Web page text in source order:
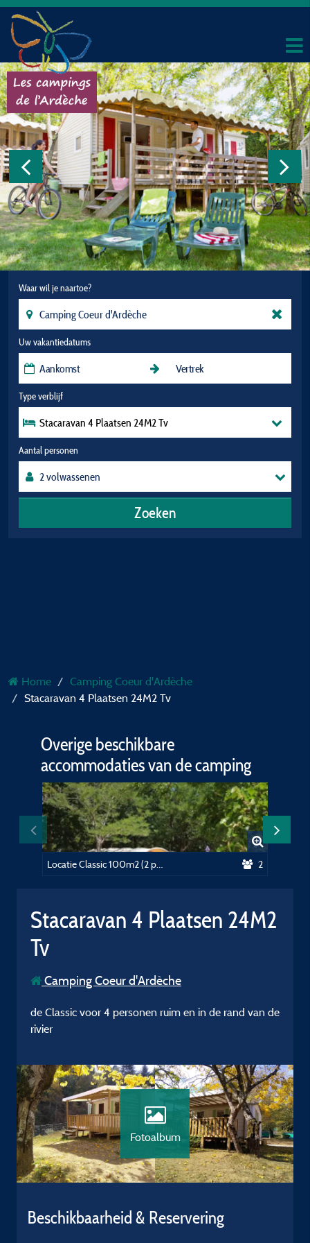
Waar wil je naartoe?
Uw vakantiedatums
Type verblijf
Stacaravan 4 Plaatsen 24M2 Tv
Aantal personen
Zoeken
Home
Camping Coeur d'Ardèche
Stacaravan 4 Plaatsen 24M2 Tv
Overige beschikbare
accommodaties van de camping
2
Stacaravan 4 Plaatsen 24M2
Tv
Camping Coeur d'Ardèche
de Classic voor 4 personen ruim en in de rand van de
rivier
Fotoalbum
Beschikbaarheid & Reservering